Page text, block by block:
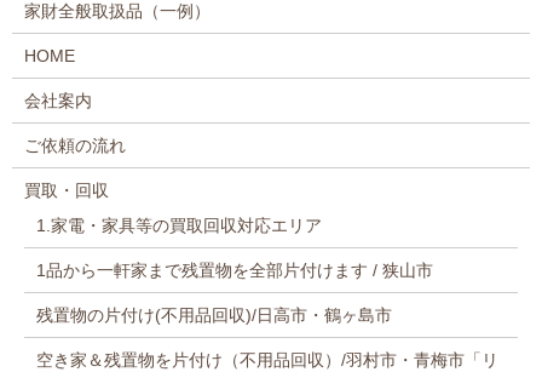
家財全般取扱品（一例）
HOME
会社案内
ご依頼の流れ
買取・回収
1.家電・家具等の買取回収対応エリア
1品から一軒家まで残置物を全部片付けます / 狭山市
残置物の片付け(不用品回収)/日高市・鶴ヶ島市
空き家＆残置物を片付け（不用品回収）/羽村市・青梅市「リ